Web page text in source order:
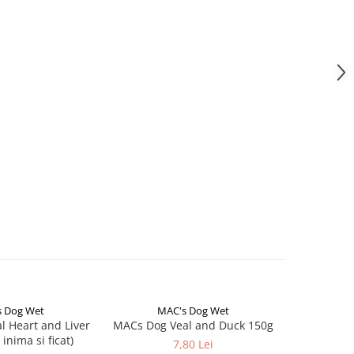
Dog Wet
Heart and Liver
inima si ficat)
MAC's Dog Wet
MACs Dog Veal and Duck 150g
7,80 Lei